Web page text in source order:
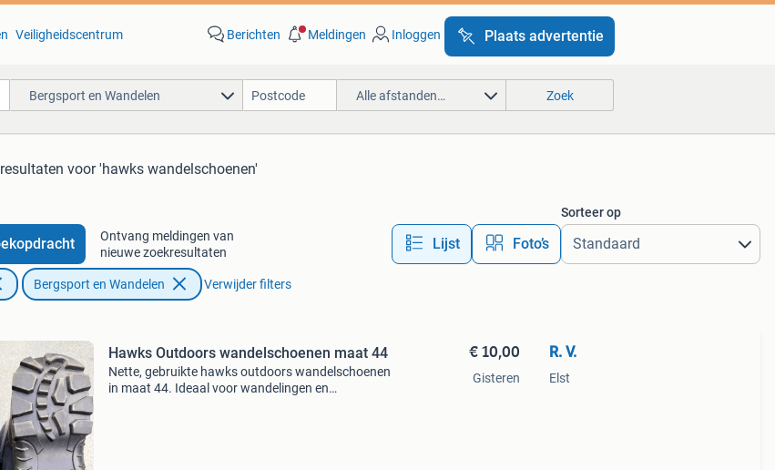
Veiligheidscentrum Berichten Meldingen Inloggen Plaats advertentie
Bergsport en Wandelen Alle afstanden… Zoek
voor 'hawks wandelschoenen'
Ontvang meldingen van
nieuwe zoekresultaten
Lijst Foto’s
Sorteer op
Bergsport en Wandelen Verwijder filters
Hawks Outdoors wandelschoenen maat 44
Nette, gebruikte hawks outdoors wandelschoenen
in maat 44. Ideaal voor wandelingen en
€ 10,00
Gisteren
R. V.
Elst